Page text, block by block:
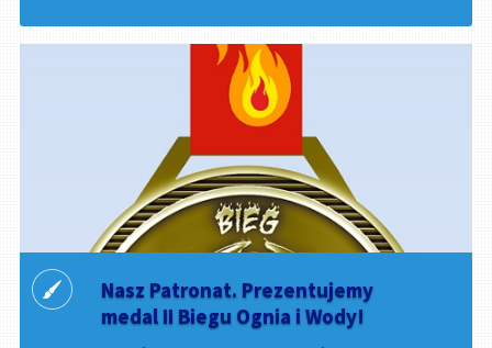
Nasz Patronat. Prezentujemy
medal II Biegu Ognia i Wody!